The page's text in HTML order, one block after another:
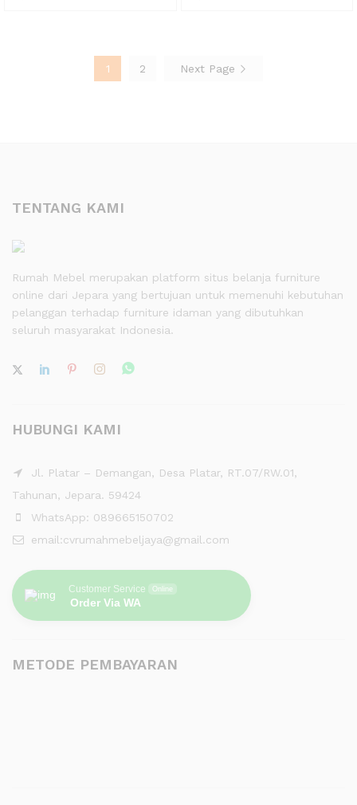
1 2 Next Page
TENTANG KAMI
Rumah Mebel merupakan platform situs belanja furniture
online dari Jepara yang bertujuan untuk memenuhi kebutuhan
pelanggan terhadap furniture idaman yang dibutuhkan
seluruh masyarakat Indonesia.
HUBUNGI KAMI
Jl. Platar – Demangan, Desa Platar, RT.07/RW.01,
Tahunan, Jepara. 59424
WhatsApp: 089665150702
email:cvrumahmebeljaya@gmail.com
Customer Service Online
Order Via WA
METODE PEMBAYARAN